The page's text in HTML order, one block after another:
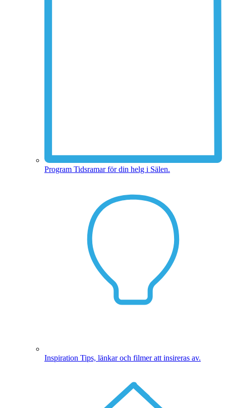
Program Tidsramar för din helg i Sälen.
Inspiration Tips, länkar och filmer att insireras av.